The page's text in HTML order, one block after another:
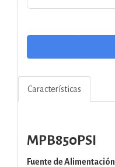
Características
MPB850PSI
Fuente de Alimentación